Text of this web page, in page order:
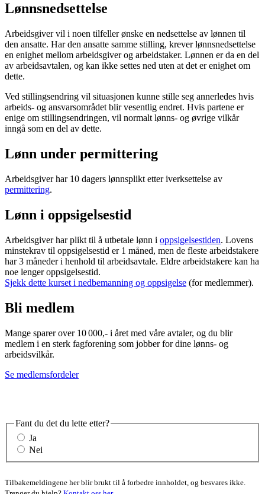
Lønnsnedsettelse
Arbeidsgiver vil i noen tilfeller ønske en nedsettelse av lønnen til
den ansatte. Har den ansatte samme stilling, krever lønnsnedsettelse
en enighet mellom arbeidsgiver og arbeidstaker. Lønnen er da en del
av arbeidsavtalen, og kan ikke settes ned uten at det er enighet om
dette.
Ved stillingsendring vil situasjonen kunne stille seg annerledes hvis
arbeids- og ansvarsområdet blir vesentlig endret. Hvis partene er
enige om stillingsendringen, vil normalt lønns- og øvrige vilkår
inngå som en del av dette.
Lønn under permittering
Arbeidsgiver har 10 dagers lønnsplikt etter iverksettelse av
permittering.
Lønn i oppsigelsestid
Arbeidsgiver har plikt til å utbetale lønn i oppsigelsestiden. Lovens
minstekrav til oppsigelsestid er 1 måned, men de fleste arbeidstakere
har 3 måneder i henhold til arbeidsavtale. Eldre arbeidstakere kan ha
noe lenger oppsigelsestid.
Sjekk dette kurset i nedbemanning og oppsigelse (for medlemmer).
Bli medlem
Mange sparer over 10 000,- i året med våre avtaler, og du blir
medlem i en sterk fagforening som jobber for dine lønns- og
arbeidsvilkår.
Se medlemsfordeler
Fant du det du lette etter?
Ja
Nei
Tilbakemeldingene her blir brukt til å forbedre innholdet, og besvares ikke.